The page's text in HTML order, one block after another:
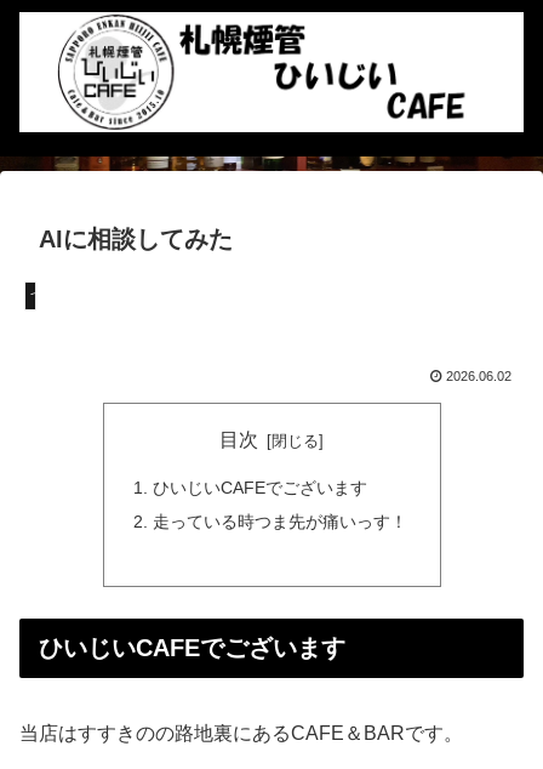
AIに相談してみた
つぶやき
2026.06.02
目次
ひいじいCAFEでございます
走っている時つま先が痛いっす！
ひいじいCAFEでございます
当店はすすきのの路地裏にあるCAFE＆BARです。